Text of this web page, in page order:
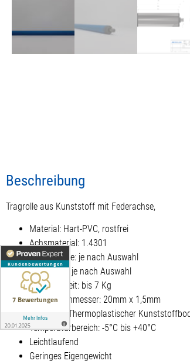
Beschreibung
Tragrolle aus Kunststoff mit Federachse,
Material: Hart-PVC, rostfrei
Achsmaterial: 1.4301
Einbaulänge: je nach Auswahl
Achslänge: je nach Auswahl
Belastbarkeit: bis 7 Kg
Rollendurchmesser: 20mm x 1,5mm
Lagerung: Thermoplastischer
Temperaturbereich: -5°C bis +40°C
Leichtlaufend
Geringes Eigengewicht